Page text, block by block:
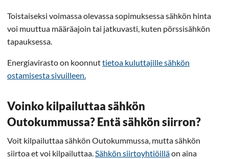
Toistaiseksi voimassa olevassa sopimuksessa sähkön hinta
voi muuttua määräajoin tai jatkuvasti, kuten pörssisähkön
tapauksessa.
Energiavirasto on koonnuttietoa kuluttajille sähkön
ostamisesta sivuilleen.
Voinko kilpailuttaa sähkön
Outokummussa? Entä sähkön siirron?
Voit kilpailuttaa sähkön Outokummussa, mutta sähkön
siirtoa et voi kilpailuttaa.Sähkön siirtoyhtiöilläon aina